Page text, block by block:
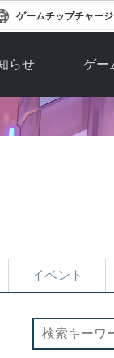
ゲームチップチャージ
らせ
せ一覧
ゲー
ソウ
イベント